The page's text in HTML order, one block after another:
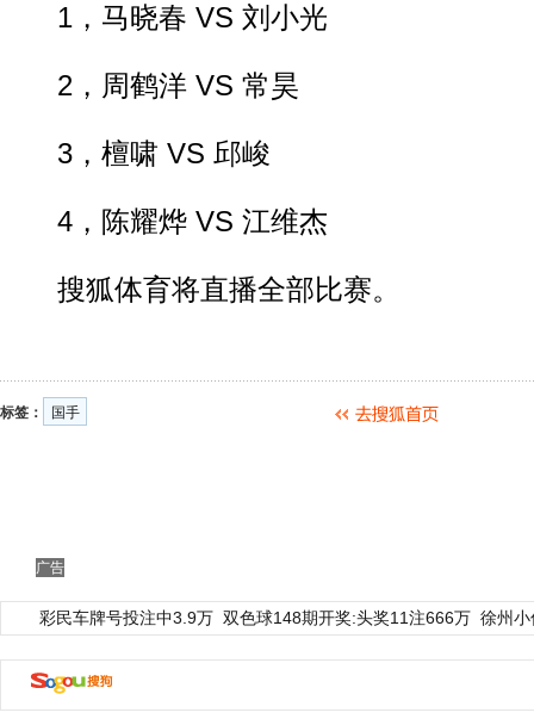
1，马晓春 VS 刘小光
2，周鹤洋 VS 常昊
3，檀啸 VS 邱峻
4，陈耀烨 VS 江维杰
搜狐体育将直播全部比赛。
标签： 国手
广告
彩民车牌号投注中3.9万 双色球148期开奖:头奖11注666万 徐州